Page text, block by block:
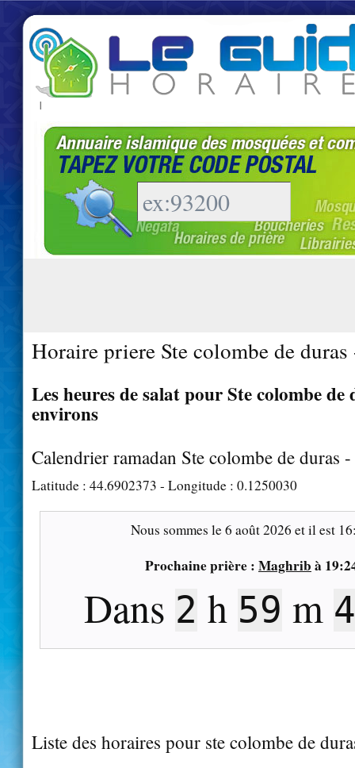
|
Horaire priere Ste colombe de
Les heures de salat pour Ste colombe de
environs
Calendrier ramadan Ste colombe de duras
Latitude : 44.6902373 - Longitude : 0.1250030
Nous sommes le6 août 2026 et il est
Prochaine prière : Maghrib à
Dans 2 h 59 m
Liste des horaires pour ste colombe de